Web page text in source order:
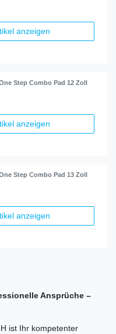
anzeigen
Step Combo Pad 12 Zoll
anzeigen
Step Combo Pad 13 Zoll
anzeigen
Ansprüche –
ist Ihr kompetenter